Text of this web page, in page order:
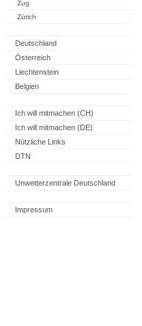
Zug
Zürich
Deutschland
Österreich
Liechtenstein
Belgien
Ich will mitmachen (CH)
Ich will mitmachen (DE)
Nützliche Links
DTN
Unwetterzentrale Deutschland
Impressum